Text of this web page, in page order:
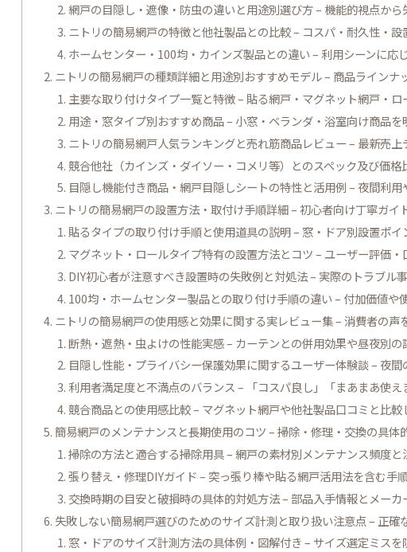
網戸の目隠し・遮像・防虫の違いと用途別選び方 – 機能的視点か
ニトリの簡易網戸の特徴と他社製品との比較 – コスパ・耐久性・
ホームセンター・100均・カインズ製品との違い – 利用シーンに応
ニトリの簡易網戸の種類詳細と用途別おすすめモデル – 商品ライン
主要な取り付けタイプ一覧と特徴 – 貼る網戸・マグネット網戸・
用途・窓タイプ別おすすめ商品 – 小窓・ベランダ・浴室向け商品を
ニトリの簡易網戸人気ランキングと売れ筋商品レビュー – 最新売
競合他社（カインズ・ダイソー・コメリ等）とのスペック及び価
目隠し機能付き商品・網戸目隠しシートの特性と活用例 – 夜間利
ニトリの簡易網戸の設置方法・取付け手順詳細 – 初心者向け丁寧ガイ
貼るタイプの取り付け手順と使用道具の説明 – 窓・ドア別設置ポイ
マグネット・ロールタイプ特有の設置方法とコツ – ユーザー評価
DIY初心者が注意すべき設置時の失敗例と対処法 – 実際のトラブル
100均・ホームセンター製品との取り付け手順の違い – 付加価値や
ニトリの簡易網戸の使用感と効果に関する実レビュー集 – 消費者の声
断熱・遮熱・虫よけの性能実感 – カーテンとの併用効果や昼夜別の
目隠し性能・プライバシー保護効果に関するユーザー体験談 – 夜
利用者満足度と不満点のバランス – 「コスパ良し」「まあまあ使
競合商品との使用感比較 – マグネット網戸や他社製品口コミと比
簡易網戸のメンテナンスと長期使用のコツ – 掃除・修理・交換の具体
掃除の方法と適合する掃除用具 – 網戸の素材別メンテナンス頻度と
張り替え・修理DIYガイド – 突っ張り棒や貼る網戸活用法を含む手
交換時期の目安と破損時の具体的対処方法 – 部品入手情報とメー
失敗しない簡易網戸選びのためのサイズ計測と取り扱い注意点 – 正確
窓・ドアのサイズ計測方法の具体例・図解付き – サイズ選定ミスを